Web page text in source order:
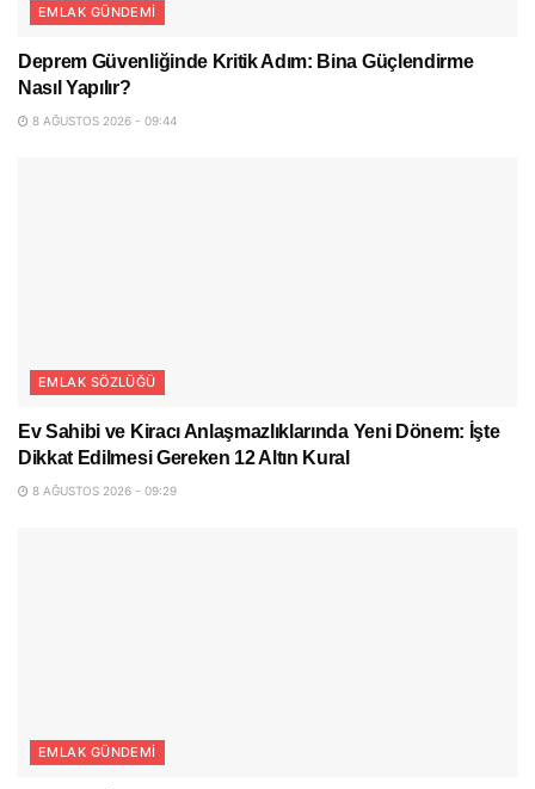
EMLAK GÜNDEMI
Deprem Güvenliğinde Kritik Adım: Bina Güçlendirme
Nasıl Yapılır?
8 AĞUSTOS 2026 - 09:44
EMLAK SÖZLÜĞÜ
Ev Sahibi ve Kiracı Anlaşmazlıklarında Yeni Dönem: İşte
Dikkat Edilmesi Gereken 12 Altın Kural
8 AĞUSTOS 2026 - 09:29
EMLAK GÜNDEMI